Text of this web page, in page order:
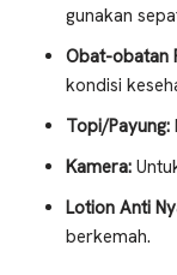
gunakan
Obat-obatan
kondisi
Topi/Payung:
Kamera:
Lotion Anti
berkemah.